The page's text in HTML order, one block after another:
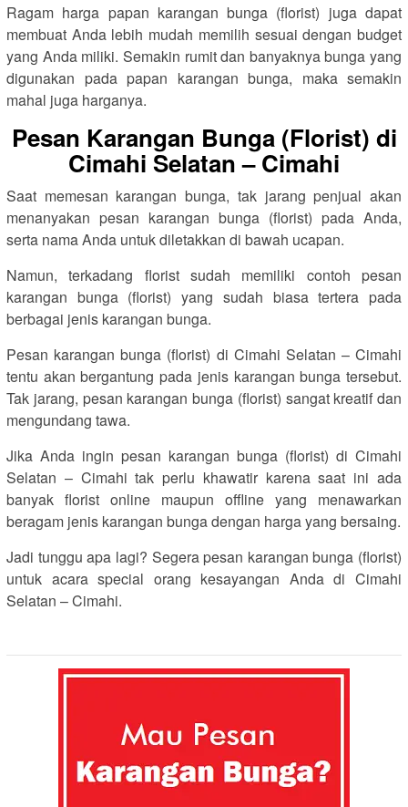
Ragam harga papan karangan bunga (florist) juga dapat
membuat Anda lebih mudah memilih sesuai dengan budget
yang Anda miliki. Semakin rumit dan banyaknya bunga yang
digunakan pada papan karangan bunga, maka semakin
mahal juga harganya.
Pesan Karangan Bunga (Florist) di
Cimahi Selatan – Cimahi
Saat memesan karangan bunga, tak jarang penjual akan
menanyakan pesan karangan bunga (florist) pada Anda,
serta nama Anda untuk diletakkan di bawah ucapan.
Namun, terkadang florist sudah memiliki contoh pesan
karangan bunga (florist) yang sudah biasa tertera pada
berbagai jenis karangan bunga.
Pesan karangan bunga (florist) di Cimahi Selatan – Cimahi
tentu akan bergantung pada jenis karangan bunga tersebut.
Tak jarang, pesan karangan bunga (florist) sangat kreatif dan
mengundang tawa.
Jika Anda ingin pesan karangan bunga (florist) di Cimahi
Selatan – Cimahi tak perlu khawatir karena saat ini ada
banyak florist online maupun offline yang menawarkan
beragam jenis karangan bunga dengan harga yang bersaing.
Jadi tunggu apa lagi? Segera pesan karangan bunga (florist)
untuk acara special orang kesayangan Anda di Cimahi
Selatan – Cimahi.